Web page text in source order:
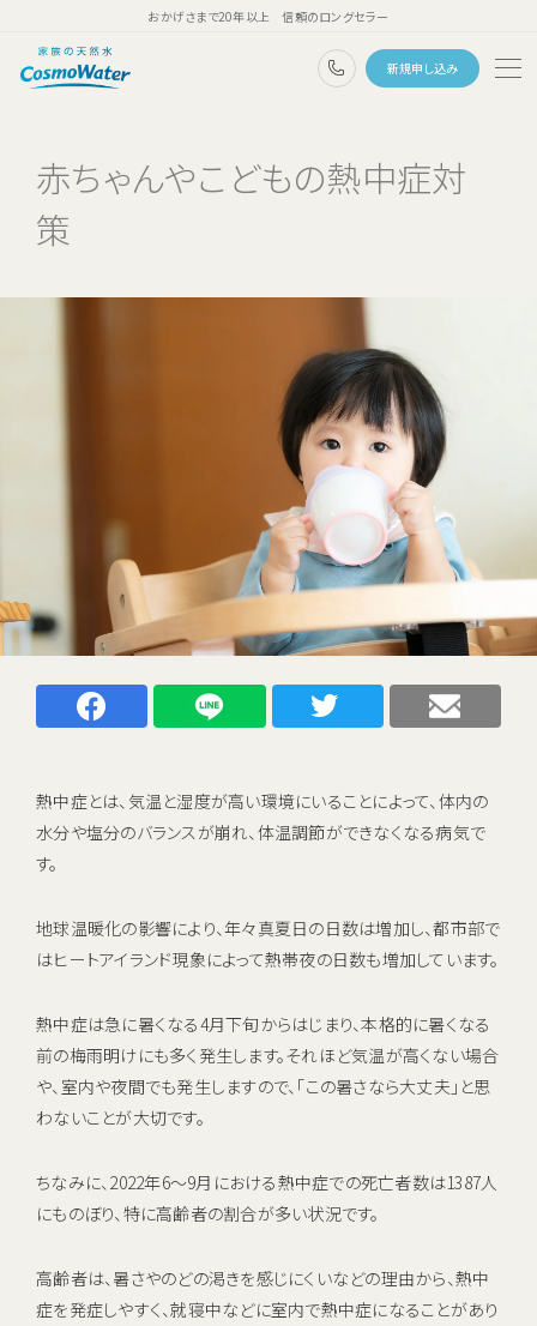
おかげさまで20年以上 信頼のロングセラー
0120-1132-99
新規申し込み
ウォーターサーバー
ユーザーボイス
よくあるご質問
料金・ご利用案内
キャンペーン
お知らせ
資料ダウンロード
企業情報
初期費用 ＋ サーバーレンタル ＋ 送料
0
新規お申し込みはこちら
お電話でのお問い合わせ・ご注文
受付時間：9:00~18:00（土日祝日も受付）
赤ちゃんやこどもの熱中症対
策
FacebookでシェアするLINEでシェアする Twitterでシェアする
熱中症とは、気温と湿度が高い環境にいることによって、体内の
水分や塩分のバランスが崩れ、体温調節ができなくなる病気で
す。
地球温暖化の影響により、年々真夏日の日数は増加し、都市部で
はヒートアイランド現象によって熱帯夜の日数も増加しています。
熱中症は急に暑くなる4月下旬からはじまり、本格的に暑くなる
前の梅雨明けにも多く発生します。それほど気温が高くない場合
や、室内や夜間でも発生しますので、「この暑さなら大丈夫」と思
わないことが大切です。
ちなみに、2022年6～9月における熱中症での死亡者数は1387人
にものぼり、特に高齢者の割合が多い状況です。
高齢者は、暑さやのどの渇きを感じにくいなどの理由から、熱中
症を発症しやすく、就寝中などに室内で熱中症になることがあり